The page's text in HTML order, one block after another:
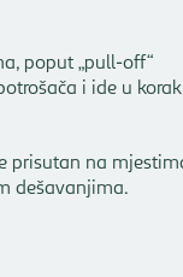
poput „pull-off“
i ide u
prisutan na
dešavanjima.